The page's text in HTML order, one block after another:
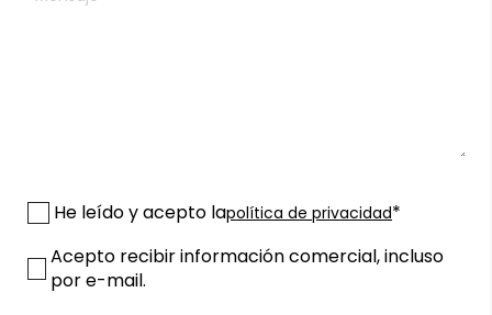
He leído y acepto lapolítica de privacidad*
Acepto recibir información comercial, incluso
por e-mail.